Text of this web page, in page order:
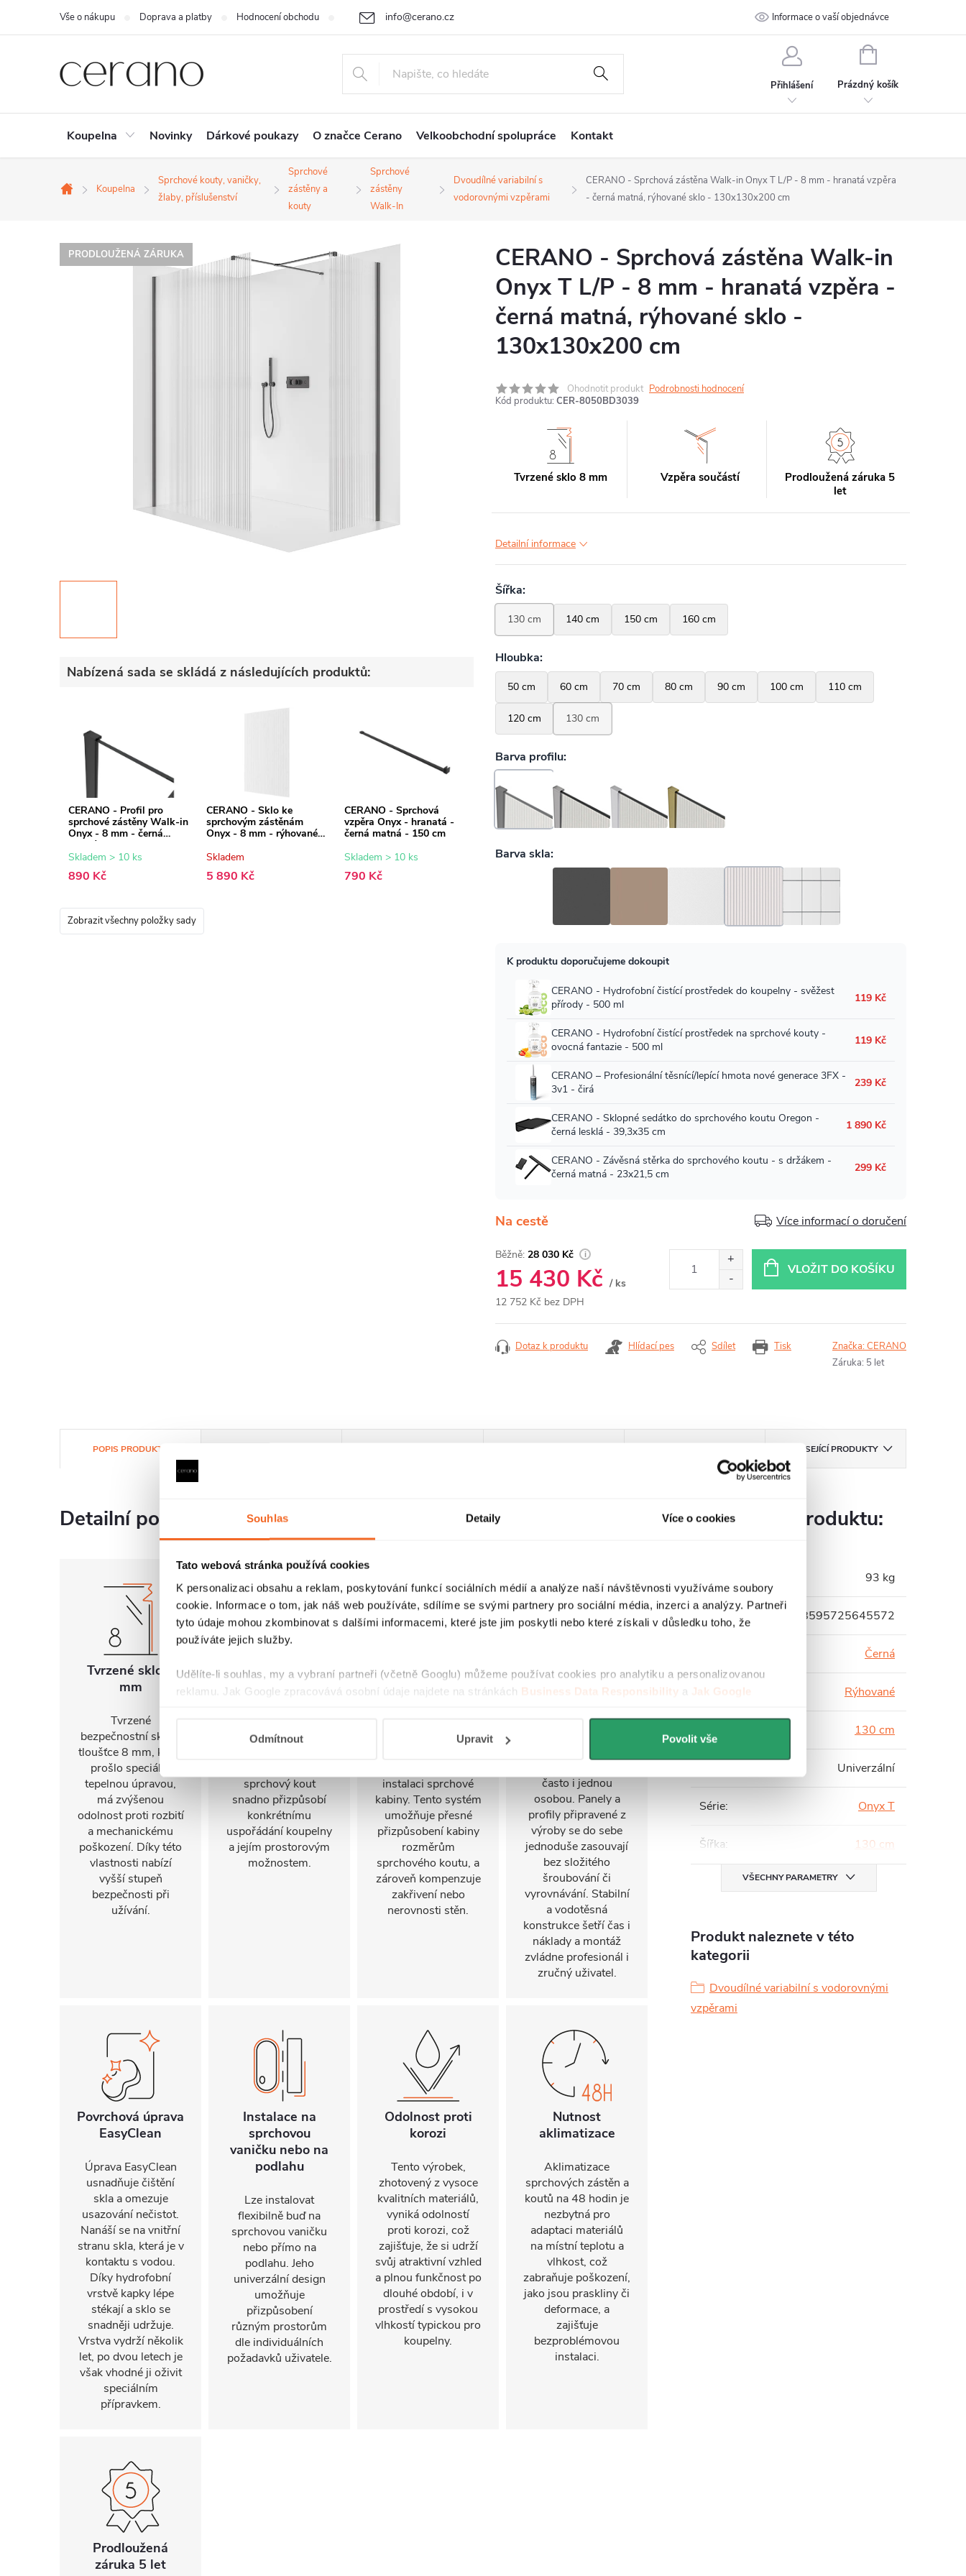
Souhlas Detaily Více o cookies
Tato webová stránka používá cookies
K personalizaci obsahu a reklam, poskytování funkcí sociálních médií a analýze naší návštěvnosti využíváme soubory
cookie. Informace o tom, jak náš web používáte, sdílíme se svými partnery pro sociální média, inzerci a analýzy. Partneři
tyto údaje mohou zkombinovat s dalšími informacemi, které jste jim poskytli nebo které získali v důsledku toho, že
používáte jejich služby.
Udělíte-li souhlas, my a vybraní partneři (včetně Googlu) můžeme používat cookies pro analytiku a personalizovanou
reklamu. Jak Google zpracovává osobní údaje najdete na stránkách Business Data Responsibility a Jak Google
Odmítnout Upravit Povolit vše
+420 226 400 232
info@cerano.cz
Vše o nákupu Doprava a platby Hodnocení obchodu Cenová nabídka na míru Ochrana osobních údajů Kontakt
Informace o vaší objednávce
Přihlášení
NÁKUPNÍ
Prázdný košík
Koupelna Novinky Dárkové poukazy O značce Cerano Velkoobchodní spolupráce Kontakt
Domů
Koupelna
Sprchové kouty, vaničky,
žlaby, příslušenství
Sprchové
zástěny a
kouty
Sprchové
zástěny
Walk-In
Dvoudílné variabilní s
vodorovnými vzpěrami
CERANO - Sprchová zástěna Walk-in Onyx T L/P - 8 mm - hranatá vzpěra
- černá matná, rýhované sklo - 130x130x200 cm
PRODLOUŽENÁ ZÁRUKA
Nabízená sada se skládá z následujících produktů:
CERANO - Profil pro
sprchové zástěny Walk-in
Onyx - 8 mm - černá
matná - 15 mm
Skladem > 10 ks
890 Kč
CERANO - Sklo ke
sprchovým zástěnám
Onyx - 8 mm - rýhované
Skladem
5 890 Kč
CERANO - Sprchová
vzpěra Onyx - hranatá -
černá matná - 150 cm
Skladem > 10 ks
790 Kč
Zobrazit všechny položky sady
CERANO - Sprchová zástěna Walk-in
Onyx T L/P - 8 mm - hranatá vzpěra -
černá matná, rýhované sklo -
130x130x200 cm
Ohodnotit produkt Podrobnosti hodnocení
Kód produktu: CER-8050BD3039
Tvrzené sklo 8 mm Vzpěra součástí
Prodloužená záruka 5
let
Detailní informace
Na cestě Více informací o doručení
28 030 Kč
15 430 Kč / ks
12 752 Kč bez DPH
VLOŽIT DO KOŠÍKU
Tisk
Dotaz k produktu Hlídací pes Sdílet Značka:CERANO
Záruka: 5 let
POPIS PRODUKTU SOUVISEJÍCÍ PRODUKTY
Detailní popis produktu
Tvrzené sklo 8
mm
Tvrzené
bezpečnostní sklo o
tloušťce 8 mm, které
prošlo speciální
tepelnou úpravou,
má zvýšenou
odolnost proti rozbití
a mechanickému
poškození. Díky této
vlastnosti nabízí
vyšší stupeň
bezpečnosti při
užívání.
Univerzální
montáž
umožňuje instalaci
sprchový kout
snadno přizpůsobí
konkrétnímu
uspořádání koupelny
a jejím prostorovým
možnostem.
Nastavitelný
stěnový profil
možností nastavení
instalaci sprchové
kabiny. Tento systém
umožňuje přesné
přizpůsobení kabiny
rozměrům
sprchového koutu, a
zároveň kompenzuje
zakřivení nebo
nerovnosti stěn.
FastInstall
montážní systém pro
často i jednou
osobou. Panely a
profily připravené z
výroby se do sebe
jednoduše zasouvají
bez složitého
šroubování či
vyrovnávání. Stabilní
a vodotěsná
konstrukce šetří čas i
náklady a montáž
zvládne profesionál i
zručný uživatel.
Povrchová úprava
EasyClean
Úprava EasyClean
usnadňuje čištění
skla a omezuje
usazování nečistot.
Nanáší se na vnitřní
stranu skla, která je v
kontaktu s vodou.
Díky hydrofobní
vrstvě kapky lépe
stékají a sklo se
snadněji udržuje.
Vrstva vydrží několik
let, po dvou letech je
však vhodné ji oživit
speciálním
přípravkem.
Instalace na
sprchovou
vaničku nebo na
podlahu
Lze instalovat
flexibilně buď na
sprchovou vaničku
nebo přímo na
podlahu. Jeho
univerzální design
umožňuje
přizpůsobení
různým prostorům
dle individuálních
požadavků uživatele.
Odolnost proti
korozi
Tento výrobek,
zhotovený z vysoce
kvalitních materiálů,
vyniká odolností
proti korozi, což
zajišťuje, že si udrží
svůj atraktivní vzhled
a plnou funkčnost po
dlouhé období, i v
prostředí s vysokou
vlhkostí typickou pro
koupelny.
Nutnost
aklimatizace
Aklimatizace
sprchových zástěn a
koutů na 48 hodin je
nezbytná pro
adaptaci materiálů
na místní teplotu a
vlhkost, což
zabraňuje poškození,
jako jsou praskliny či
deformace, a
zajišťuje
bezproblémovou
instalaci.
Prodloužená
záruka 5 let
Parametry produktu:
93 kg
EAN: 8595725645572
Černá
Barva skla Rýhované
Hloubka 130 cm
Univerzální
Série: Onyx T
Šířka: 130 cm
VŠECHNY PARAMETRY
Produkt naleznete v této
kategorii
Dvoudílné variabilní s vodorovnými
vzpěrami